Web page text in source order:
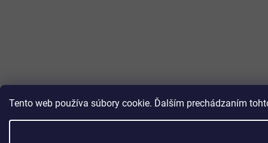
Tento web používa súbory cookie. Ďalším prechádzaním